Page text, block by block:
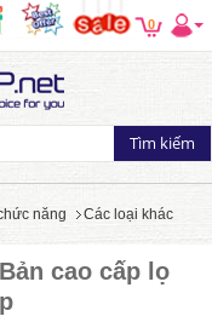
0
năng Các loại khác
cao cấp lọ